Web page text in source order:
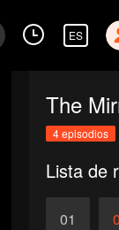
ES
The
4 episodios
Lista de
01